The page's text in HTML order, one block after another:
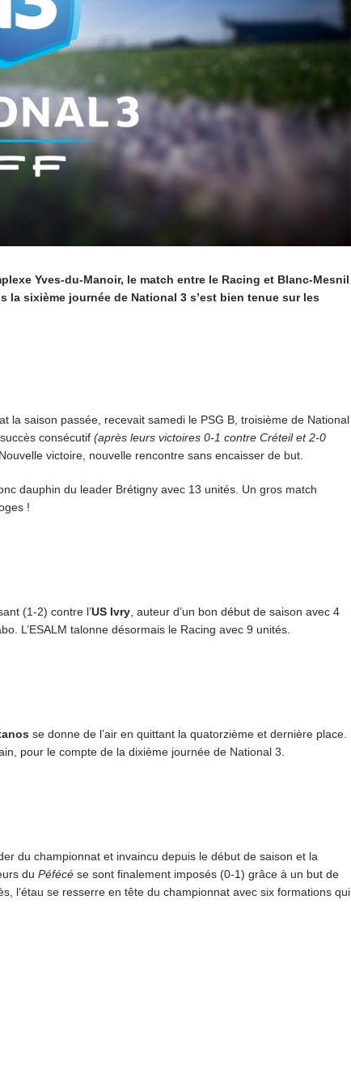
Yves-du-Manoir, le match entre le Racing et Blanc-Mesnil
la sixième journée de National 3 s’est bien tenue sur les
la saison passée, recevait samedi le PSG B, troisième de National
consécutif (après leurs victoires 0-1 contre Créteil et 2-0
victoire, nouvelle rencontre sans encaisser de but.
dauphin du leader Brétigny avec 13 unités. Un gros match
!
(1-2) contre l’US Ivry , auteur d’un bon début de saison avec 4
L’ESALM talonne désormais le Racing avec 9 unités.
se donne de l’air en quittant la quatorzième et dernière place.
pour le compte de la dixième journée de National 3.
du championnat et invaincu depuis le début de saison et la
du Péfécé se sont finalement imposés (0-1) grâce à un but de
l’étau se resserre en tête du championnat avec six formations qui